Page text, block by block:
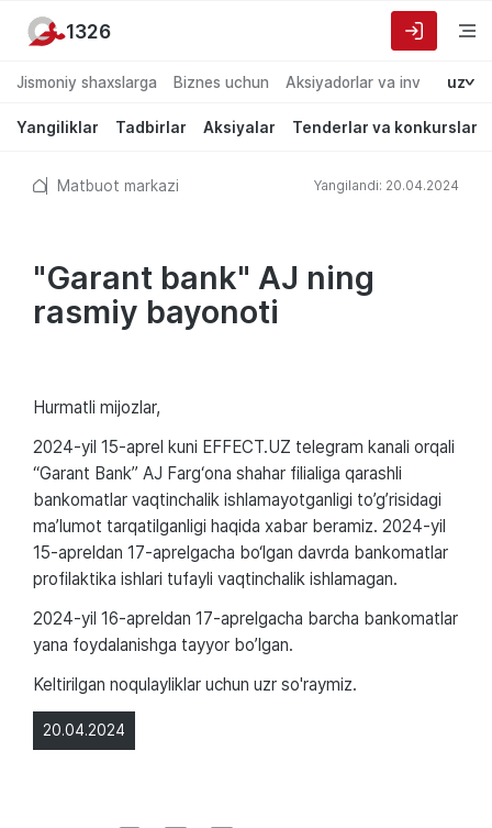
Jismoniy shaxslarga Biznes uchun Aksiyadorlar va investorlarga
uz
Yangiliklar Tadbirlar Aksiyalar Tenderlar va konkurslar
1326
Matbuot markazi Yangilandi: 20.04.2024
"Garant bank" AJ ning
rasmiy bayonoti
20.04.2024
Hurmatli mijozlar,
2024-yil 15-aprel kuni EFFECT.UZ telegram kanali orqali
“Garant Bank” AJ Farg‘ona shahar filialiga qarashli
bankomatlar vaqtinchalik ishlamayotganligi to’g’risidagi
ma’lumot tarqatilganligi haqida xabar beramiz. 2024-yil
15-apreldan 17-aprelgacha bo‘lgan davrda bankomatlar
profilaktika ishlari tufayli vaqtinchalik ishlamagan.
2024-yil 16-apreldan 17-aprelgacha barcha bankomatlar
yana foydalanishga tayyor bo’lgan.
Keltirilgan noqulayliklar uchun uzr so'raymiz.